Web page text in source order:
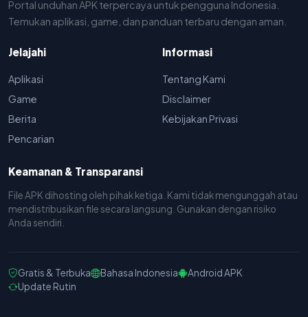
Portal unduhan APK terpercaya untuk pengguna Indonesia.
Temukan aplikasi, game, dan panduan terbaru dengan aman.
Jelajahi
Aplikasi
Game
Berita
Pencarian
Informasi
Tentang Kami
Disclaimer
Kebijakan Privasi
Keamanan & Transparansi
File APK dihosting oleh pihak ketiga. Kami tidak mengunggah atau
mendistribusikan file secara langsung. Gunakan dengan risiko
Anda sendiri.
Gratis & Terbuka Bahasa Indonesia
Android APK
Update Rutin